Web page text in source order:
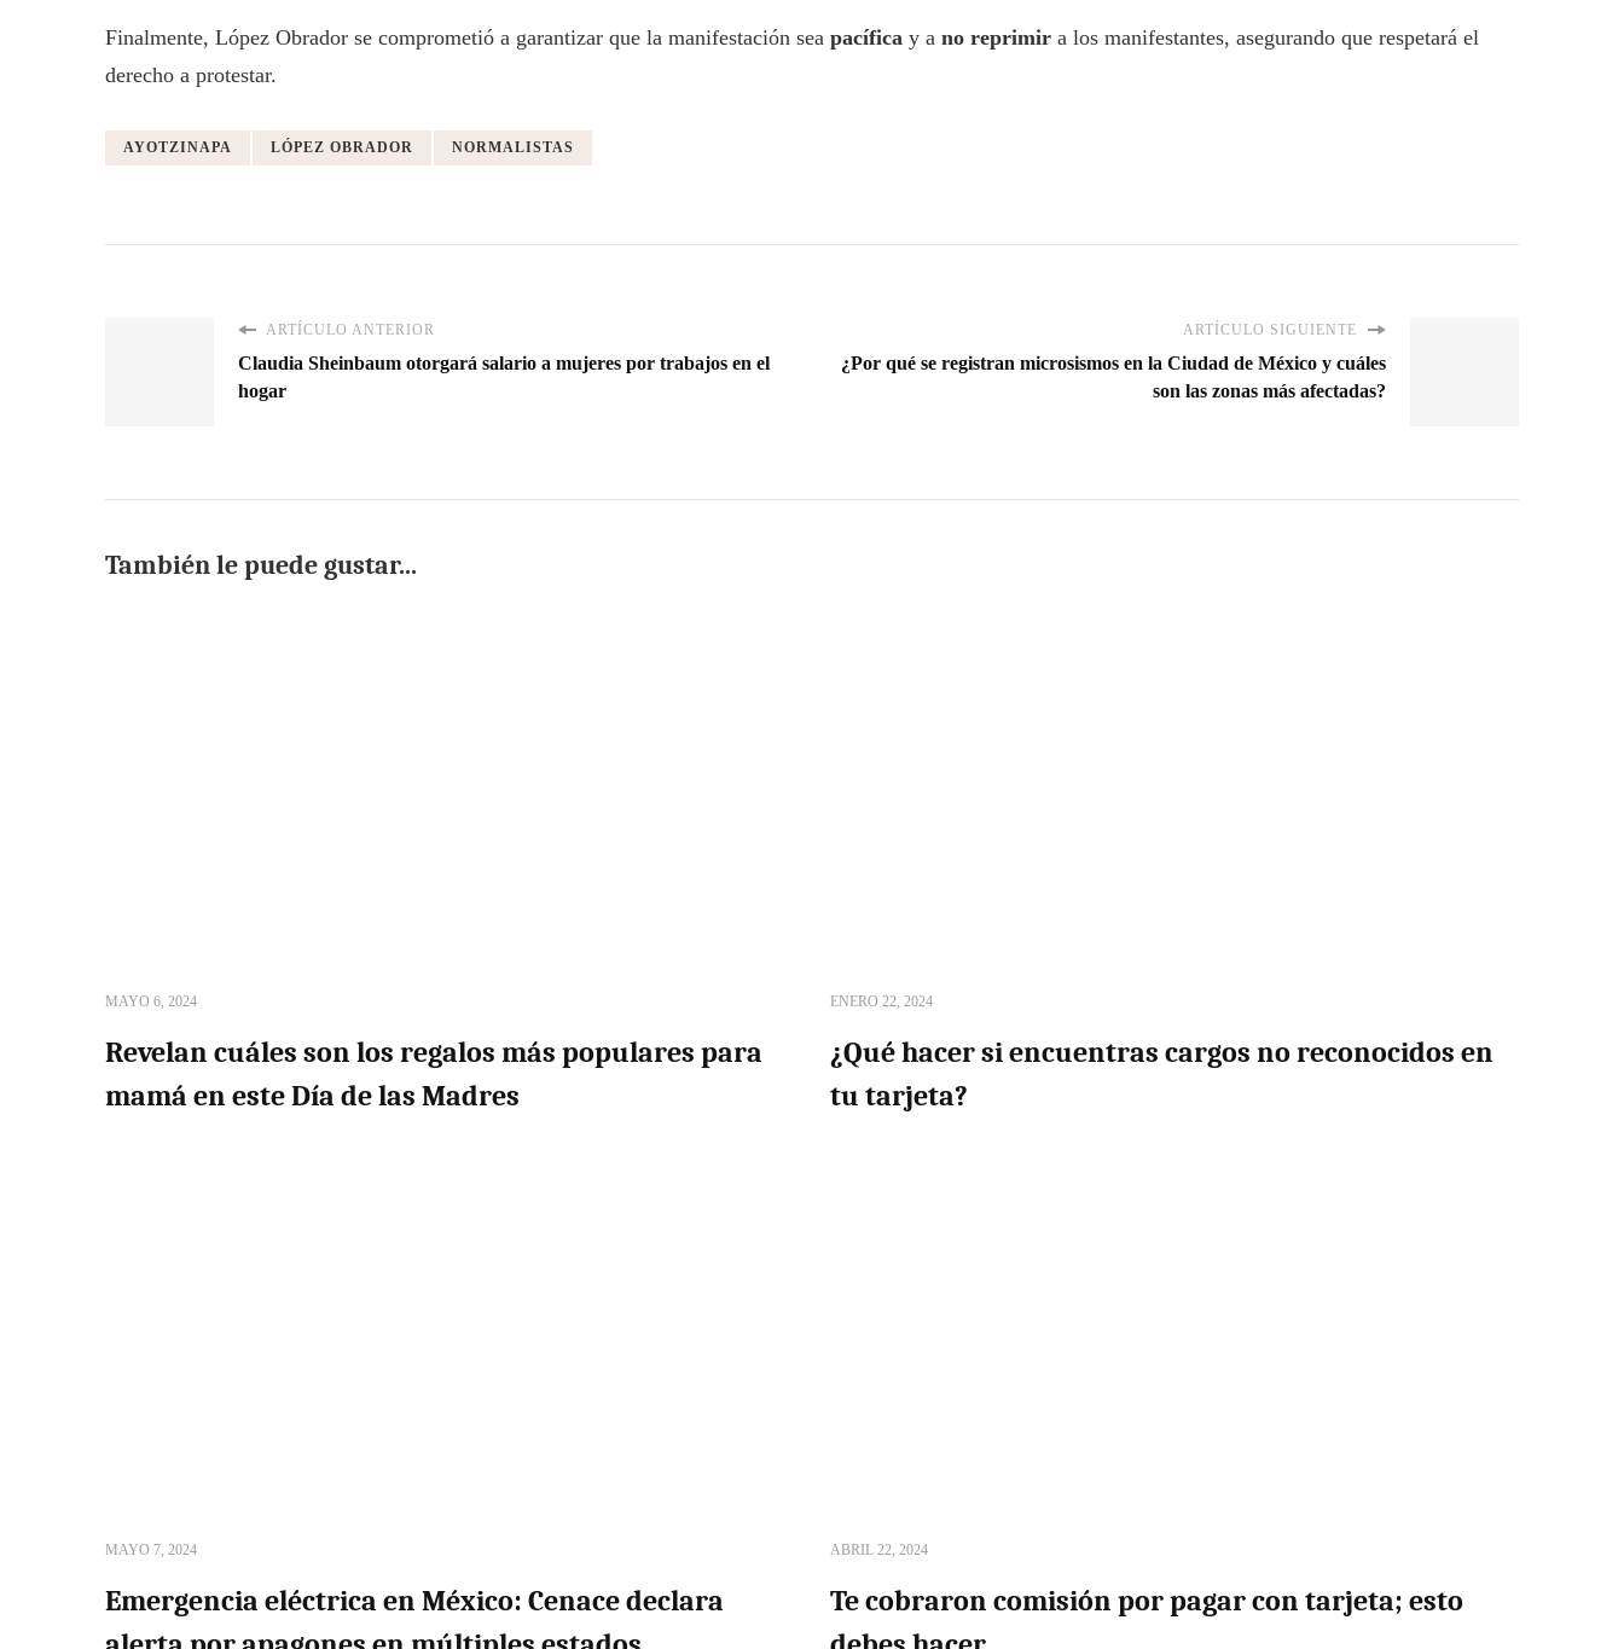
Finalmente, López Obrador se comprometió a garantizar que la manifestación sea pacífica y a no reprimir a los manifestantes, asegurando que respetará el
derecho a protestar.
AYOTZINAPA LÓPEZ OBRADOR NORMALISTAS
ARTÍCULO ANTERIOR
Claudia Sheinbaum otorgará salario a mujeres por trabajos en el
hogar
ARTÍCULO SIGUIENTE
¿Por qué se registran microsismos en la Ciudad de México y cuáles
son las zonas más afectadas?
También le puede gustar...
MAYO 6, 2024
Revelan cuáles son los regalos más populares para
mamá en este Día de las Madres
ENERO 22, 2024
¿Qué hacer si encuentras cargos no reconocidos en
tu tarjeta?
MAYO 7, 2024
Emergencia eléctrica en México: Cenace declara
ABRIL 22, 2024
Te cobraron comisión por pagar con tarjeta; esto